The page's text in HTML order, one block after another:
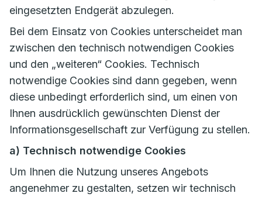
eingesetzten Endgerät abzulegen.
Bei dem Einsatz von Cookies unterscheidet man
zwischen den technisch notwendigen Cookies
und den „weiteren“ Cookies. Technisch
notwendige Cookies sind dann gegeben, wenn
diese unbedingt erforderlich sind, um einen von
Ihnen ausdrücklich gewünschten Dienst der
Informationsgesellschaft zur Verfügung zu stellen.
a) Technisch notwendige Cookies
Um Ihnen die Nutzung unseres Angebots
angenehmer zu gestalten, setzen wir technisch